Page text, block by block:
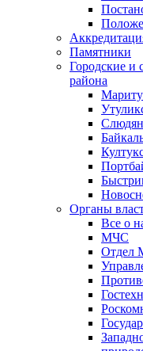
Памятники
Городские и
района
Органы
Все о
МЧС
Отдел